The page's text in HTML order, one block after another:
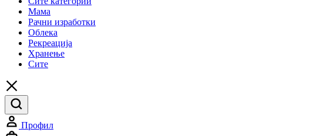
Мама
Рачни изработки
Облека
Рекреација
Хранење
Сите
Профил